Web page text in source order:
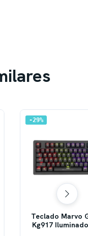
29%
Teclado Marvo
Kg917